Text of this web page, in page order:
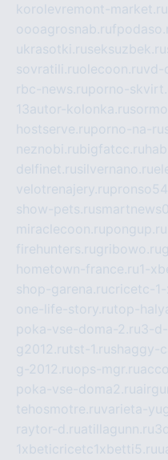
korolevremont-market.ru
oooagrosnab.ru
ukrasotki.ruseksuzbek.ru
sovratili.ruolecoon.ruvd-
rbc-news.ruporno-
13autor-kolonka.ru
hostserve.ruporno-na-
neznobi.rubigfatcc.ru
delfinet.rusilvernano.ru
velotrenajery.ru
show-pets.ru
miraclecoon.rupongup.ru
firehunters.rugribowo.ru
hometown-france.ru1-
shop-garena.rucricetc-
one-life-story.rutop-
poka-vse-doma-2.ru3-
g2012.rutst-1.rushaggy-
g-2012.ruops-mgr.ru
poka-vse-doma2.ru
tehosmotre.ruvarieta-
raytor-d.ruatillagunn.ru
1xbeticricetc1xbetti5.ru